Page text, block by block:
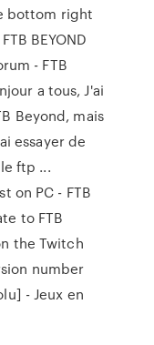
bottom right
BEYOND
- FTB
a tous, J'ai
Beyond, mais
essayer de
ftp ...
on PC - FTB
to FTB
the Twitch
number
- Jeux en